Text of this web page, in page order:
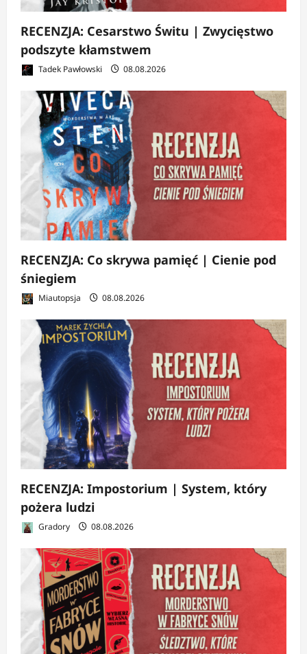
RECENZJA: Cesarstwo Świtu | Zwycięstwo
podszyte kłamstwem
Tadek Pawłowski 08.08.2026
RECENZJA: Co skrywa pamięć | Cienie pod
śniegiem
Miautopsja 08.08.2026
RECENZJA: Impostorium | System, który
pożera ludzi
Gradory 08.08.2026